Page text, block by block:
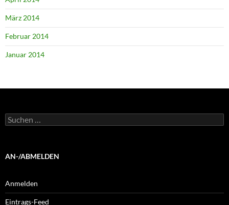
März 2014
Februar 2014
Januar 2014
Suchen
nach:
AN-/ABMELDEN
Anmelden
Eintrags-Feed